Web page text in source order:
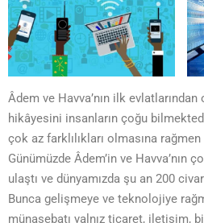
Âdem ve Havva’nın ilk
hikâyesini insanların çoğu
çok az farklılıkları olmasına rağmen
Günümüzde Âdem’in ve Havva’nın
ulaştı ve dünyamızda şu an 200
Bunca gelişmeye ve teknolojiye
münasebatı yalnız ticaret, iletişim,